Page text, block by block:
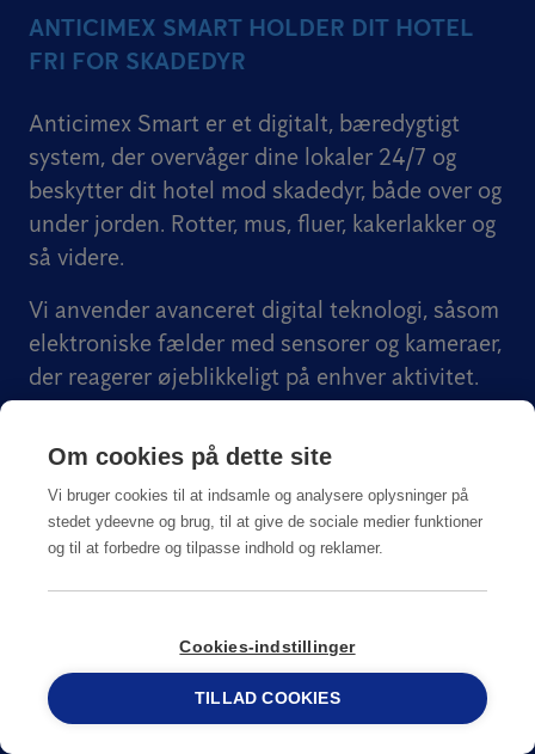
ANTICIMEX SMART HOLDER DIT HOTEL
FRI FOR SKADEDYR
Anticimex Smart er et digitalt, bæredygtigt
system, der overvåger dine lokaler 24/7 og
beskytter dit hotel mod skadedyr, både over og
under jorden. Rotter, mus, fluer, kakerlakker og
så videre.
Vi anvender avanceret digital teknologi, såsom
elektroniske fælder med sensorer og kameraer,
der reagerer øjeblikkeligt på enhver aktivitet.
træffe øjeblikkelige foranstaltninger forhindrer
vi større problemer, så din virksomhed
forbliver i overensstemmelse med reglerne.
Giftfri
Professionel og diskret
69 15 17 44
Om cookies på dette site
Vi bruger cookies til at indsamle og analysere oplysninger på
stedet ydeevne og brug, til at give de sociale medier funktioner
og til at forbedre og tilpasse indhold og reklamer.
Cookies-indstillinger
TILLAD COOKIES